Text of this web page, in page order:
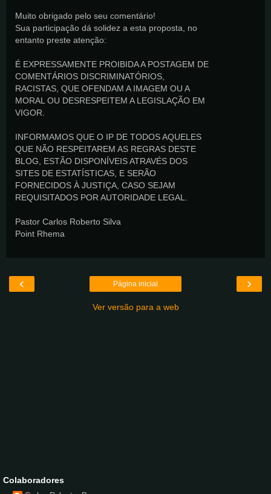
Muito obrigado pelo seu comentário!
Sua participação dá solidez a esta proposta, no
entanto preste atenção:
É EXPRESSAMENTE PROIBIDA A POSTAGEM DE
COMENTÁRIOS DISCRIMINATÓRIOS,
RACISTAS, QUE OFENDAM A IMAGEM OU A
MORAL OU DESRESPEITEM A LEGISLAÇÃO EM
VIGOR.
INFORMAMOS QUE O IP DE TODOS AQUELES
QUE NÃO RESPEITAREM AS REGRAS DESTE
BLOG, ESTÃO DISPONÍVEIS ATRAVÉS DOS
SITES DE ESTATÍSTICAS, E SERÃO
FORNECIDOS À JUSTIÇA, CASO SEJAM
REQUISITADOS POR AUTORIDADE LEGAL.
Pastor Carlos Roberto Silva
Point Rhema
‹ ›
Página inicial
Ver versão para a web
Colaboradores